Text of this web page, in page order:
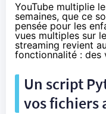
YouTube multiplie
semaines, que ce
pensée pour les
vues multiples sur
streaming revient
fonctionnalité : des
Un script
vos fichiers